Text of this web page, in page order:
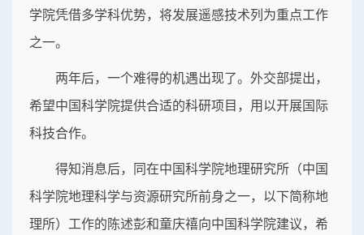
学院凭借多学科优势，将发展遥感技术列为重点工作
之一。
两年后，一个难得的机遇出现了。外交部提出，
希望中国科学院提供合适的科研项目，用以开展国际
科技合作。
得知消息后，同在中国科学院地理研究所（中国
科学院地理科学与资源研究所前身之一，以下简称地
理所）工作的陈述彭和童庆禧向中国科学院建议，希